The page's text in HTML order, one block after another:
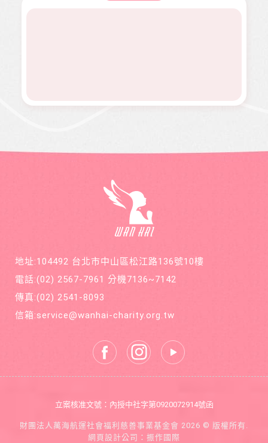
年12期
萬海航
運慈善
基金會
在公益
同打造
善循環
的美麗
短幾個
開朗，
地址:104492 台北市中山區松江路136號10樓
電話:(02) 2567-7961 分機7136~7142
傳真:(02) 2541-8093
信箱:service@wanhai-charity.org.tw
財團法人萬海航運社會福利慈善事業基金會 2026 © 版權所有.
網頁設計公司 ：振作國際
立案核准文號：內授中社字第0920072914號函